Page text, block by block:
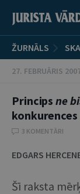
ŽURNĀLS
27. FEBRUĀRIS
Principsne
3 KOMENTĀRI
EDGARS
Šī raksta